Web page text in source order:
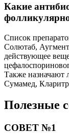
Какие
Список
Солютаб,
действующее
Также назначают
Сумамед,
Полезные
СОВЕТ №1